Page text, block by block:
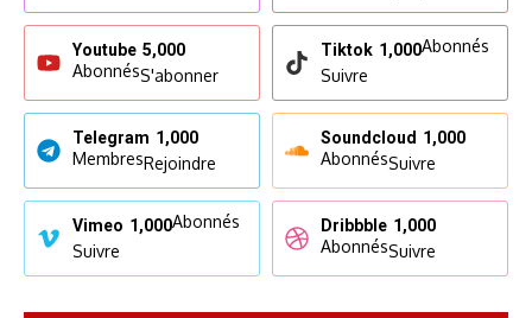
Youtube 5,000
AbonnésS'abonner
Tiktok 1,000Abonnés
Suivre
Telegram 1,000
MembresRejoindre
Soundcloud 1,000
AbonnésSuivre
Vimeo 1,000Abonnés
Suivre
Dribbble 1,000
AbonnésSuivre